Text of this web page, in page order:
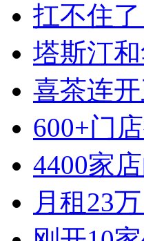
扛不住
塔斯汀
喜茶连
600+门
4400家
月租23